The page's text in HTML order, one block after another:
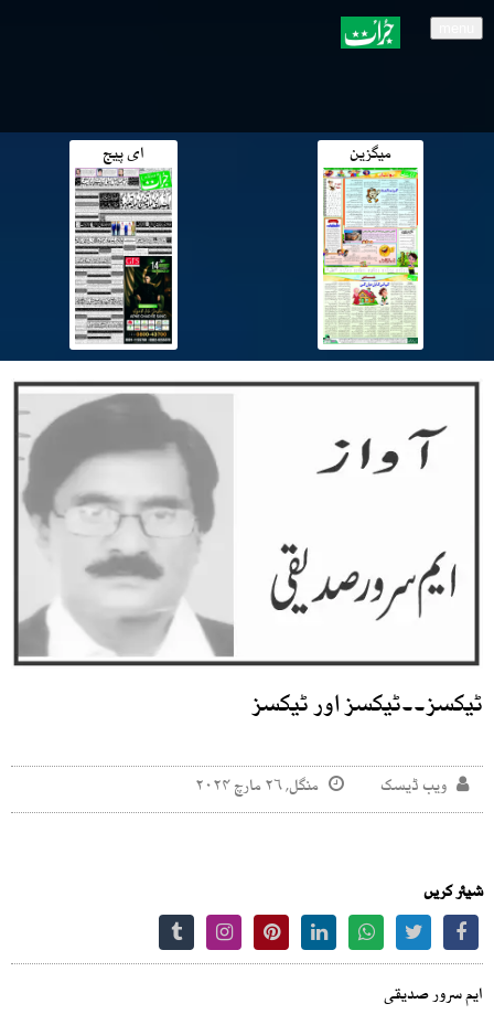
میگزین ای پیج
ٹیکسز۔۔ٹیکسز اور ٹیکسز
ویب ڈیسک منگل, ۲۶ مارچ ۲۰۲۴
شیئر کریں
ایم سرور صدیقی